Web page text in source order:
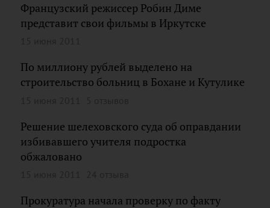
Французский режиссер Робин Диме
представит свои фильмы в Иркутске
По миллиону рублей выделено на
строительство больниц в Бохане и Кутулике
Решение шелеховского суда об оправдании
избивавшего учителя подростка
обжаловано
Прокуратура начала проверку по факту